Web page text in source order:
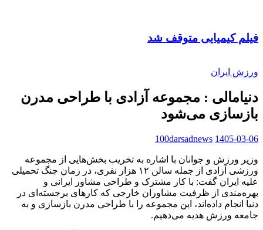
فیلم کیمیایی متوقف شد
ورزش ایران
دنیامالی : مجموعه آزادی با طراحی مدرن
بازسازی می‌شود
100darsadnews 1405-03-06
وزیر ورزش و جوانان با اشاره به تخریب بخش‌هایی از مجموعه
ورزشی آزادی از جمله سالن ۱۲ هزار نفری، در زمان جنگ تحمیلی
علیه ایران گفت: با کار مشترک و طراحی مشاور ایرانی و
بهره‌مندی از ظرفیت مشاوران خارجی که کارهای برجسته‌ای در
دنیا انجام داده‌اند، این مجموعه را با طراحی مدرن بازسازی و به
جامعه ورزش هدیه می‌دهیم.